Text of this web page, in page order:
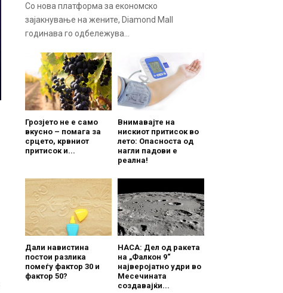
Со нова платформа за економско
зајакнување на жените, Diamond Mall
годинава го одбележува...
Грозјето не е само
вкусно – помага за
срцето, крвниот
притисок и...
Внимавајте на
нискиот притисок во
лето: Опасноста од
нагли падови е
реална!
Дали навистина
постои разлика
помеѓу фактор 30 и
фактор 50?
НАСА: Дел од ракета
на „Фалкон 9“
најверојатно удри во
Месечината
создавајќи...